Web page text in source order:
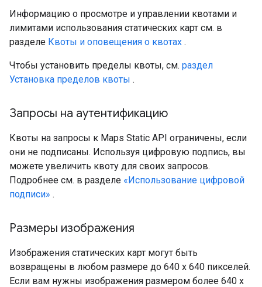
Информацию о просмотре и управлении квотами и
лимитами использования статических карт см. в
разделе Квоты и оповещения о квотах .
Чтобы установить пределы квоты, см. раздел
Установка пределов квоты .
Запросы на аутентификацию
Квоты на запросы к Maps Static API ограничены, если
они не подписаны. Используя цифровую подпись, вы
можете увеличить квоту для своих запросов.
Подробнее см. в разделе «Использование цифровой
подписи» .
Размеры изображения
Изображения статических карт могут быть
возвращены в любом размере до 640 x 640 пикселей.
Если вам нужны изображения размером более 640 x